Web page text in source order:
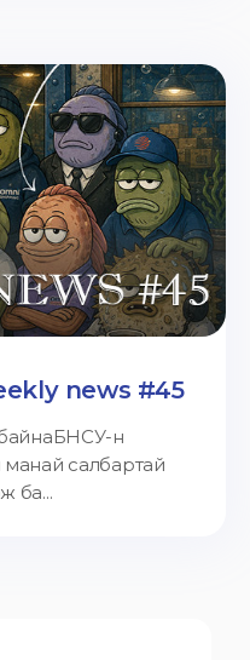
news #45
н
салбартай
ба...